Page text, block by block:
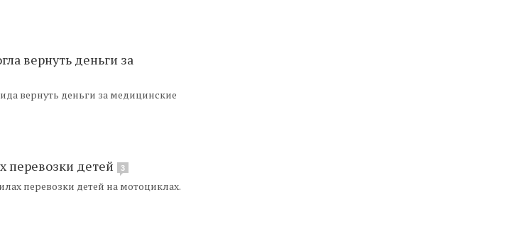
вернуть деньги за
вернуть деньги за медицинские
перевозки детей 3
перевозки детей на мотоциклах.